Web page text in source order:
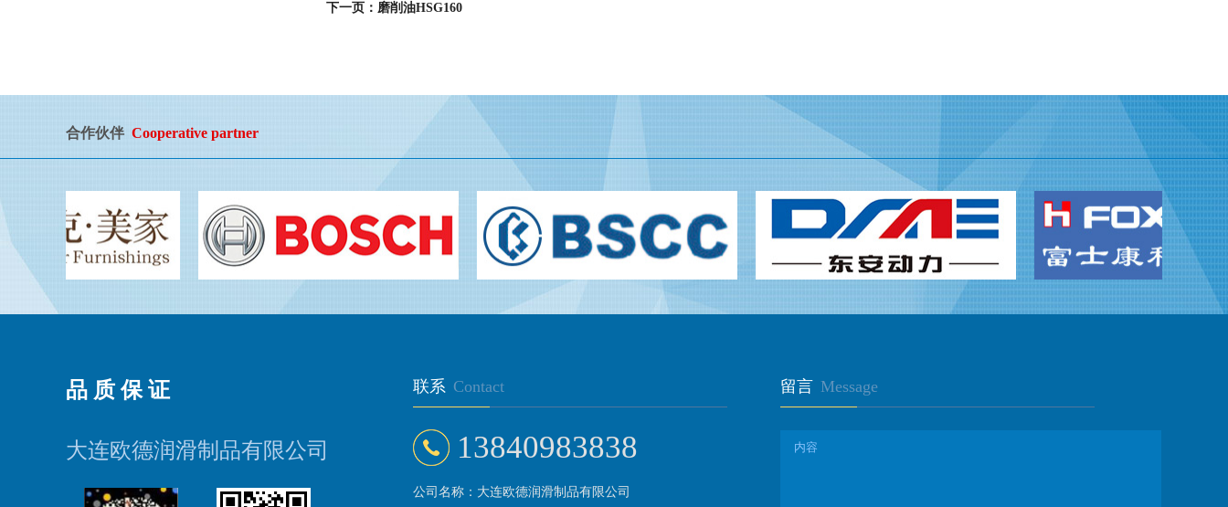
下一页：磨削油HSG160
合作伙伴 Cooperative partner
品 质 保 证
大连欧德润滑制品有限公司
联系 Contact
13840983838
公司名称：大连欧德润滑制品有限公司
留言 Message